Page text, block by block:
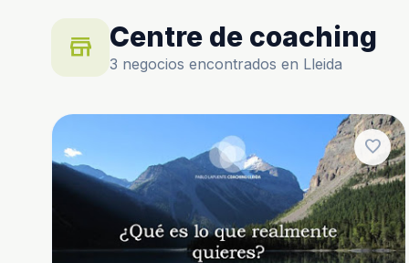
store Centre de coaching
3 negocios encontrados en Lleida
favorite